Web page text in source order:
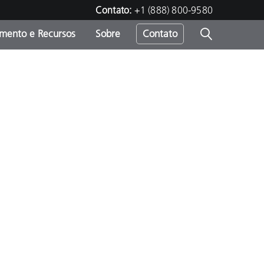
Contato: +1 (888) 800-9580
e Recursos Sobre Contato